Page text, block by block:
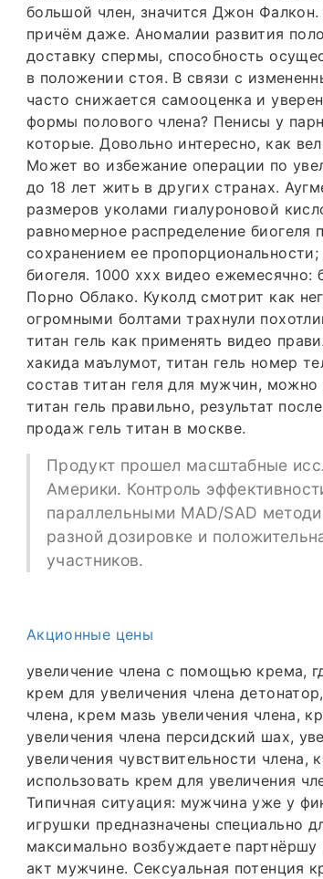
большой член, значится Джон
причём даже. Аномалии развития
доставку спермы, способность
в положении стоя. В связи с
часто снижается самооценка и
формы полового члена? Пенисы у
которые. Довольно интересно, как
Может во избежание операции по
до 18 лет жить в других странах.
размеров уколами гиалуроновой
равномерное распределение биогеля
сохранением ее
биогеля. 1000 ххх видео ежемесячно:
Порно Облако. Куколд смотрит как
огромными болтами трахнули
титан гель как применять видео
хакида маълумот, титан гель номер
состав титан геля для мужчин, можно
титан гель правильно, результат
продаж гель титан в москве.
Продукт прошел масштабные
Америки. Контроль
параллельными MAD/SAD
разной дозировке и
участников.
Акционные цены
увеличение члена с помощью крема,
крем для увеличения члена
члена, крем мазь увеличения члена,
увеличения члена персидский шах,
увеличения чувствительности члена,
использовать крем для увеличения
Типичная ситуация: мужчина уже у
игрушки предназначены специально
максимально возбуждаете
акт мужчине. Сексуальная потенция